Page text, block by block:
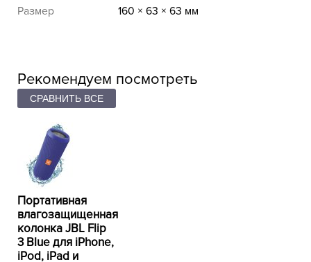
Размер
160 × 63 × 63 мм
Рекомендуем посмотреть
Портативная
влагозащищенная
колонка JBL Flip
3 Blue для iPhone,
iPod, iPad и